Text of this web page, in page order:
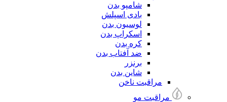
شامپو بدن
بادی اسپلش
لوسیون بدن
اسکراپ بدن
کره بدن
ضد آفتاب بدن
برنزر
شاین بدن
مراقبت ناخن
مراقبت مو